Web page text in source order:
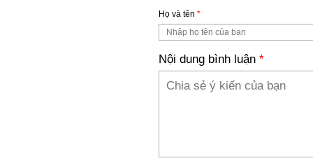
Họ và tên *
Nội dung bình luận *